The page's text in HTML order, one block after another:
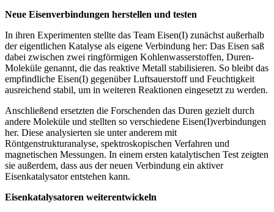
Neue Eisenverbindungen herstellen und testen
In ihren Experimenten stellte das Team Eisen(I) zunächst außerhalb
der eigentlichen Katalyse als eigene Verbindung her: Das Eisen saß
dabei zwischen zwei ringförmigen Kohlenwasserstoffen, Duren-
Moleküle genannt, die das reaktive Metall stabilisieren. So bleibt das
empfindliche Eisen(I) gegenüber Luftsauerstoff und Feuchtigkeit
ausreichend stabil, um in weiteren Reaktionen eingesetzt zu werden.
Anschließend ersetzten die Forschenden das Duren gezielt durch
andere Moleküle und stellten so verschiedene Eisen(I)verbindungen
her. Diese analysierten sie unter anderem mit
Röntgenstrukturanalyse, spektroskopischen Verfahren und
magnetischen Messungen. In einem ersten katalytischen Test zeigten
sie außerdem, dass aus der neuen Verbindung ein aktiver
Eisenkatalysator entstehen kann.
Eisenkatalysatoren weiterentwickeln